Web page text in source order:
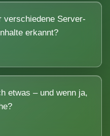
verschiedene Server-
erkannt?
etwas – und wenn ja,